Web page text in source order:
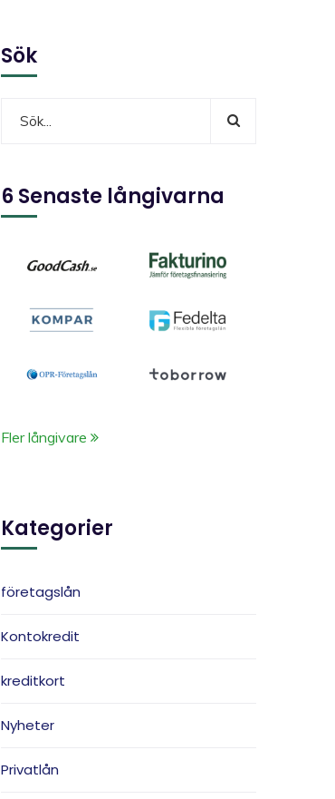
Sök
6 Senaste långivarna
Fler långivare
Kategorier
företagslån
Kontokredit
kreditkort
Nyheter
Privatlån